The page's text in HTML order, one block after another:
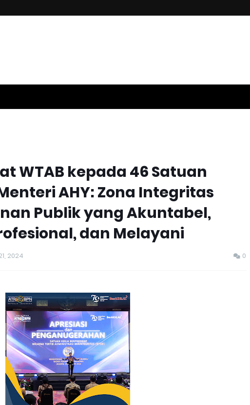
WTAB kepada 46 Satuan
AHY: Zona Integritas
Publik yang Akuntabel,
dan Melayani
2024 0